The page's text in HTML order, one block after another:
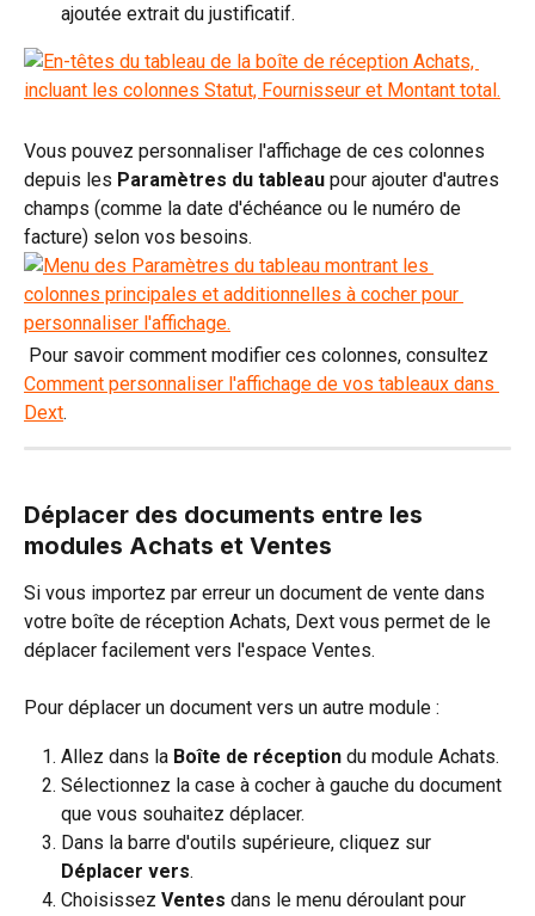
ajoutée extrait du justificatif.
Vous pouvez personnaliser l'affichage de ces colonnes
depuis les Paramètres du tableau pour ajouter d'autres
champs (comme la date d'échéance ou le numéro de
facture) selon vos besoins.
Pour savoir comment modifier ces colonnes, consultez
Comment personnaliser l'affichage de vos tableaux dans
Dext.
Déplacer des documents entre les
modules Achats et Ventes
Si vous importez par erreur un document de vente dans
votre boîte de réception Achats, Dext vous permet de le
déplacer facilement vers l'espace Ventes.
Pour déplacer un document vers un autre module :
Allez dans la Boîte de réception du module Achats.
Sélectionnez la case à cocher à gauche du document
que vous souhaitez déplacer.
Dans la barre d'outils supérieure, cliquez sur
Déplacer vers.
Choisissez Ventes dans le menu déroulant pour